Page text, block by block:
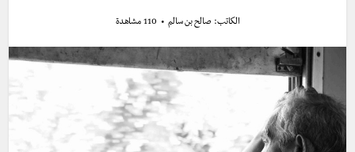
الكاتب:صالح بن سالم 110 مشاهدة